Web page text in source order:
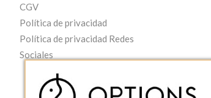
CGV
Política de privacidad
Política de privacidad Redes
Sociales